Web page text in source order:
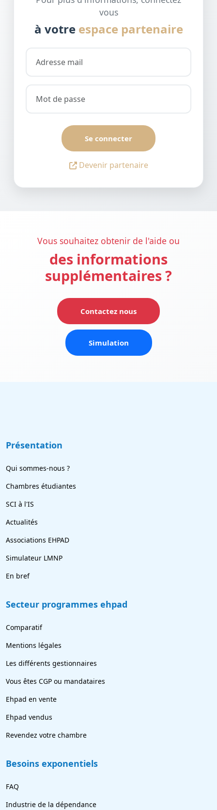
vous
à votre espace partenaire
Se connecter
Devenir partenaire
Vous souhaitez obtenir de l'aide ou
des informations
supplémentaires ?
Contactez nous
Simulation
Présentation
Qui sommes-nous ?
Chambres étudiantes
SCI à l'IS
Actualités
Associations EHPAD
Simulateur LMNP
En bref
Secteur programmes ehpad
Comparatif
Mentions légales
Les différents gestionnaires
Vous êtes CGP ou mandataires
Ehpad en vente
Ehpad vendus
Revendez votre chambre
Besoins exponentiels
FAQ
Industrie de la dépendance